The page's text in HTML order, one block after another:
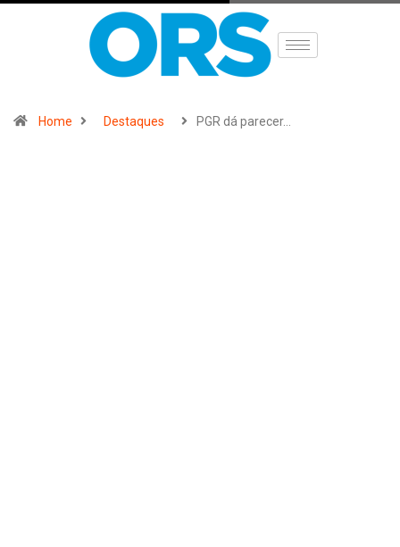
Home Destaques PGR dá parecer…